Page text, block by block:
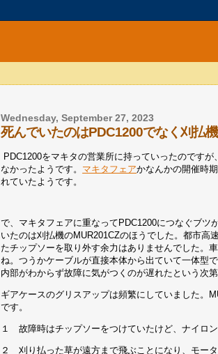
Wednesday, September 27, 2023
死んでいたのはPDC1200でなく刈払
PDC1200をマキタの営業所に持っていったのです
なかったようです。 マキタフェアかなんかの開催時
れていたようです。
で、マキタフェアに重なってPDC1200につなぐブ
いたのは刈払機のMUR201CZのほうでした。都市
たチップソーを取り外す余力はありませんでした。
ね。つうかケーブルが直接本体から出ていて一体型
内部がわからず故障に気がつくのが遅れたという次第
ギアケースのグリスアップは頻繁にしていました。
です。
１ 故障時はチップソーをつけていたけど、ナイロ
２ 刈り払った草が遠方まで飛ぶことになり、モー